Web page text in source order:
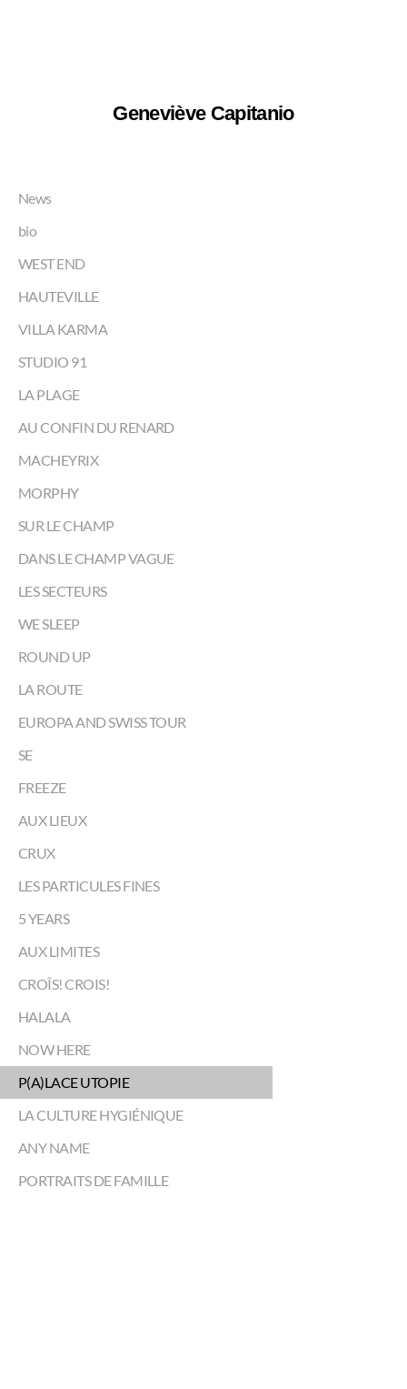
Geneviève Capitanio
News
bio
WEST END
HAUTEVILLE
VILLA KARMA
STUDIO 91
LA PLAGE
AU CONFIN DU RENARD
MACHEYRIX
MORPHY
SUR LE CHAMP
DANS LE CHAMP VAGUE
LES SECTEURS
WE SLEEP
ROUND UP
LA ROUTE
EUROPA AND SWISS TOUR
SE
FREEZE
AUX LIEUX
CRUX
LES PARTICULES FINES
5 YEARS
AUX LIMITES
CROÎS! CROIS!
HALALA
NOW HERE
P(A)LACE UTOPIE
LA CULTURE HYGIÉNIQUE
ANY NAME
PORTRAITS DE FAMILLE